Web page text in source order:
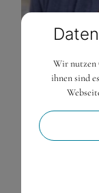
Bahtić-
Research Fellow,
Wir nutzen
ihnen sind